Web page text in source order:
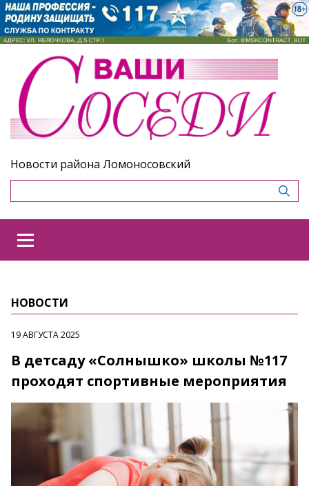
Новости района Ломоносовский
НОВОСТИ
19 АВГУСТА 2025
В детсаду «Солнышко» школы №117
проходят спортивные мероприятия